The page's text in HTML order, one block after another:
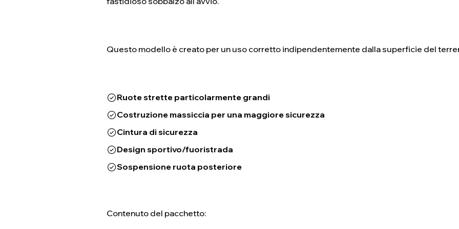
Questo modello è creato per un uso corretto indipendentemente dalla superficie del
Ruote strette particolarmente grandi
Costruzione massiccia per una maggiore sicurezza
Cintura di sicurezza
Design sportivo/fuoristrada
Sospensione ruota posteriore
Contenuto del pacchetto: